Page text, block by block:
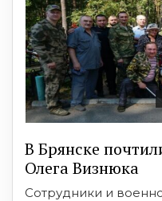
В Брянске
Олега Визнюка
Сотрудники и